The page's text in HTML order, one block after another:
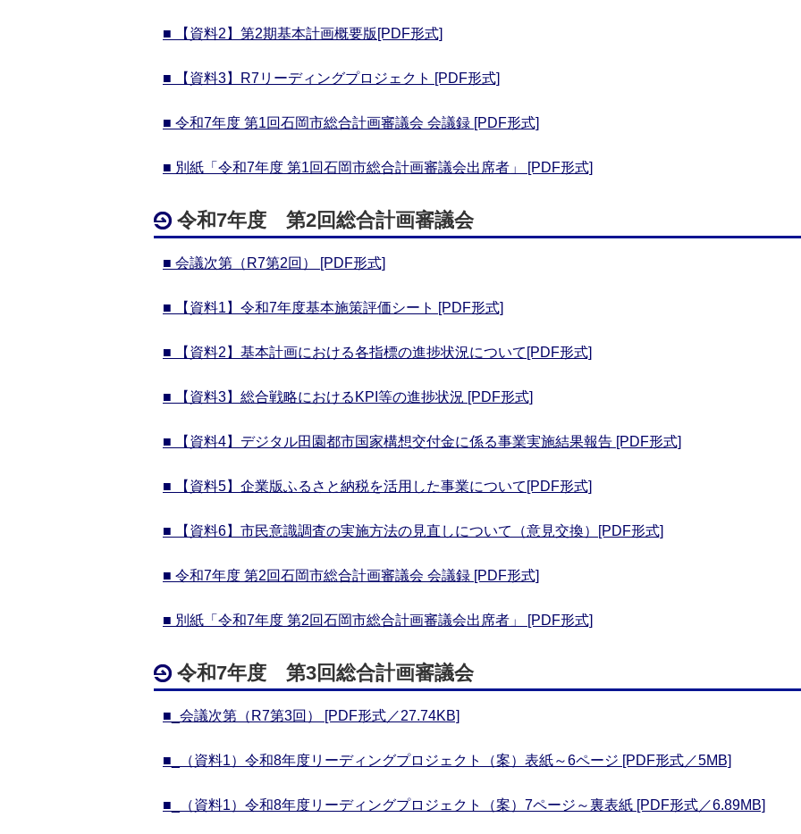
■ 【資料2】第2期基本計画概要版[PDF形式]
■ 【資料3】R7リーディングプロジェクト [PDF形式]
■ 令和7年度 第1回石岡市総合計画審議会 会議録 [PDF形式]
■ 別紙「令和7年度 第1回石岡市総合計画審議会出席者」 [PDF形式]
令和7年度 第2回総合計画審議会
■ 会議次第（R7第2回） [PDF形式]
■ 【資料1】令和7年度基本施策評価シート [PDF形式]
■ 【資料2】基本計画における各指標の進捗状況について[PDF形式]
■ 【資料3】総合戦略におけるKPI等の進捗状況 [PDF形式]
■ 【資料4】デジタル田園都市国家構想交付金に係る事業実施結果報告 [PDF形式]
■ 【資料5】企業版ふるさと納税を活用した事業について[PDF形式]
■ 【資料6】市民意識調査の実施方法の見直しについて（意見交換）[PDF形式]
■ 令和7年度 第2回石岡市総合計画審議会 会議録 [PDF形式]
■ 別紙「令和7年度 第2回石岡市総合計画審議会出席者」 [PDF形式]
令和7年度 第3回総合計画審議会
■_会議次第（R7第3回） [PDF形式／27.74KB]
■_（資料1）令和8年度リーディングプロジェクト（案）表紙～6ページ [PDF形式／5MB]
■_（資料1）令和8年度リーディングプロジェクト（案）7ページ～裏表紙 [PDF形式／6.89MB]